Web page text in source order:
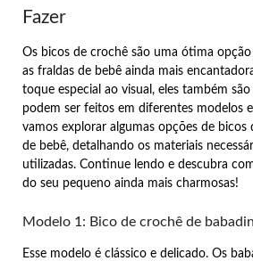
Fazer
Os bicos de crochê são uma ótima
as fraldas de bebê ainda mais
toque especial ao visual, eles também
podem ser feitos em diferentes modelos
vamos explorar algumas opções de bicos
de bebê, detalhando os materiais
utilizadas. Continue lendo e descubra
do seu pequeno ainda mais charmosas!
Modelo 1: Bico de crochê de
Esse modelo é clássico e delicado. Os